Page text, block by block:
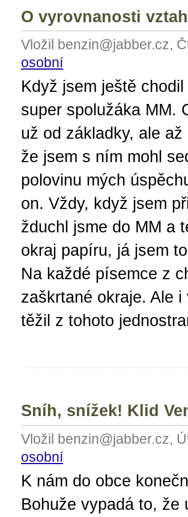
O vyrovnanosti
Vložil benzin@jabber.cz,
osobní
Když jsem ještě
super spolužáka MM.
už od základky, ale
že jsem s ním mohl
polovinu mých
on. Vždy, když jsem
žduchl jsme do MM a
okraj papíru, já jsem
Na každé písemce z
zaškrtané okraje. Ale
těžil z tohoto
Sníh, snížek! Klid
Vložil benzin@jabber.cz,
osobní
K nám do obce
Bohuže vypadá to, že